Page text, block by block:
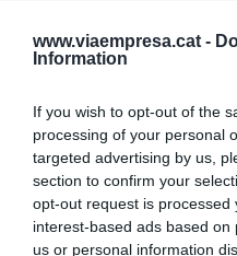
www.viaempresa.cat -
Information
If you wish to opt-out of the
processing of your personal
targeted advertising by us,
section to confirm your
opt-out request is processed
interest-based ads based
us or personal information
Añadir VIA
de Google de
ACTIVAR AHORA